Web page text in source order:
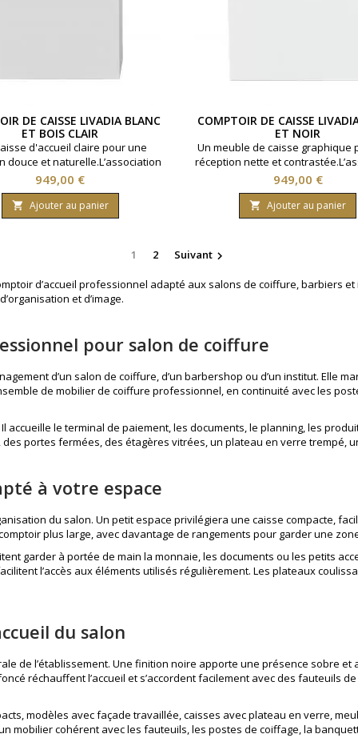
DE CAISSE LIVADIA BLANC
ET BOIS CLAIR
d'accueil claire pour une
douce et naturelle.L’association
clair apporte une présence
à l’espace caisse, avec des
intérieurs pratiques pour
l’accueil.◆ Revêtement
en aggloméré haute densité ◆
intérieurs spacieux
Prix
949,00 €
 Ajouter au panier
COMPTOIR DE CAISSE
ET NOIR
Un meuble de caisse graphique
réception nette et
blanc et noir donne plus de
l’espace caisse, avec des
intérieurs spacieux pour
l’accueil.◆ Revêtement mélamine
aggloméré haute densité ◆
intérieurs spacieux et
Prix
949,00 €
 Ajouter au panier
1 2 Suivant 
d’accueil professionnel adapté aux salons de coiffure, barbiers
et d’image.
pour salon de coiffure
d’un salon de coiffure, d’un barbershop ou d’un institut. Elle
de mobilier de coiffure professionnel, en continuité avec les
accueille le terminal de paiement, les documents, le planning, les
portes fermées, des étagères vitrées, un plateau en verre trempé,
à votre espace
du salon. Un petit espace privilégiera une caisse compacte,
plus large, avec davantage de rangements pour garder une
garder à portée de main la monnaie, les documents ou les petits
l’accès aux éléments utilisés régulièrement. Les plateaux
du salon
de l’établissement. Une finition noire apporte une présence sobre
réchauffent l’accueil et s’accordent facilement avec des fauteuils
modèles avec façade travaillée, caisses avec plateau en verre,
mobilier cohérent avec les fauteuils, les postes de coiffage, la